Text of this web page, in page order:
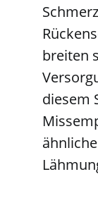
breiten
diesem